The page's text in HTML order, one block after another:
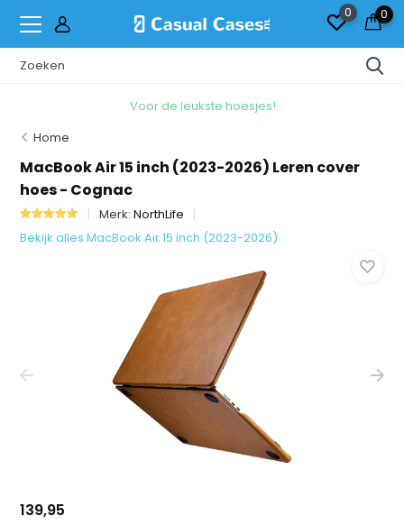
0 0
Voor de leukste hoesjes!
Home
MacBook Air 15 inch (2023-2026) Leren cover
hoes - Cognac
Merk:NorthLife
Bekijk alles MacBook Air 15 inch (2023-2026)
139,95